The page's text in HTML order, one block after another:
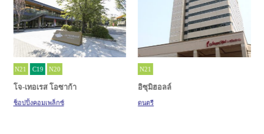
N21 C19 N20
โจ-เทอเรส โอซาก้า
ช็อปปิ้งคอมเพล็กซ์
N21
อิซุมิฮอลล์
ดนตรี